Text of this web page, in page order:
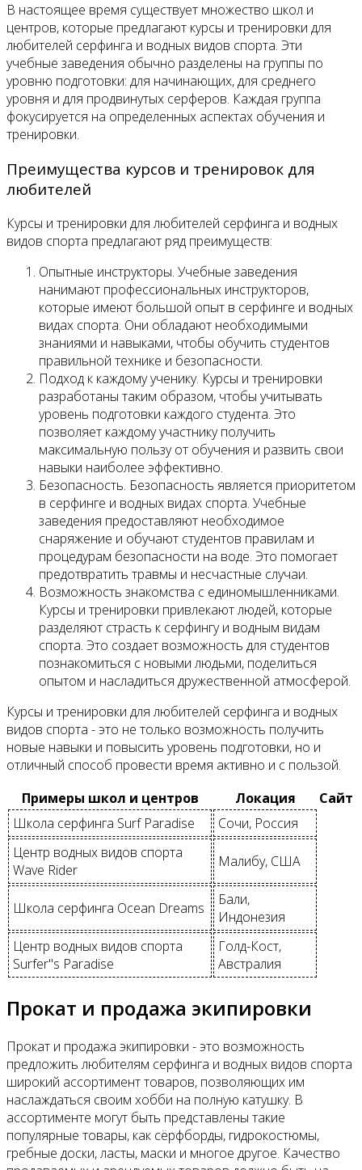
В настоящее время существует множество школ и
центров, которые предлагают курсы и тренировки для
любителей серфинга и водных видов спорта. Эти
учебные заведения обычно разделены на группы по
уровню подготовки: для начинающих, для среднего
уровня и для продвинутых серферов. Каждая группа
фокусируется на определенных аспектах обучения и
тренировки.
Преимущества курсов и тренировок для
любителей
Курсы и тренировки для любителей серфинга и водных
видов спорта предлагают ряд преимуществ:
Опытные инструкторы. Учебные заведения
нанимают профессиональных инструкторов,
которые имеют большой опыт в серфинге и водных
видах спорта. Они обладают необходимыми
знаниями и навыками, чтобы обучить студентов
правильной технике и безопасности.
Подход к каждому ученику. Курсы и тренировки
разработаны таким образом, чтобы учитывать
уровень подготовки каждого студента. Это
позволяет каждому участнику получить
максимальную пользу от обучения и развить свои
навыки наиболее эффективно.
Безопасность. Безопасность является приоритетом
в серфинге и водных видах спорта. Учебные
заведения предоставляют необходимое
снаряжение и обучают студентов правилам и
процедурам безопасности на воде. Это помогает
предотвратить травмы и несчастные случаи.
Возможность знакомства с единомышленниками.
Курсы и тренировки привлекают людей, которые
разделяют страсть к серфингу и водным видам
спорта. Это создает возможность для студентов
познакомиться с новыми людьми, поделиться
опытом и насладиться дружественной атмосферой.
Курсы и тренировки для любителей серфинга и водных
видов спорта - это не только возможность получить
новые навыки и повысить уровень подготовки, но и
отличный способ провести время активно и с пользой.
Примеры школ и центров
Локация
Сайт
Школа серфинга Surf Paradise
Сочи, Россия
Центр водных видов спорта
Wave Rider
Малибу, США
Школа серфинга Ocean Dreams
Бали,
Индонезия
Центр водных видов спорта
Surfer"s Paradise
Голд-Кост,
Австралия
Прокат и продажа экипировки
Прокат и продажа экипировки - это возможность
предложить любителям серфинга и водных видов спорта
широкий ассортимент товаров, позволяющих им
наслаждаться своим хобби на полную катушку. В
ассортименте могут быть представлены такие
популярные товары, как сёрфборды, гидрокостюмы,
гребные доски, ласты, маски и многое другое. Качество